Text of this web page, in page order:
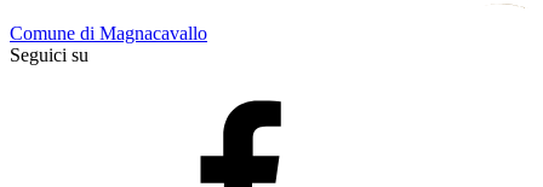
Comune di Magnacavallo
Seguici su